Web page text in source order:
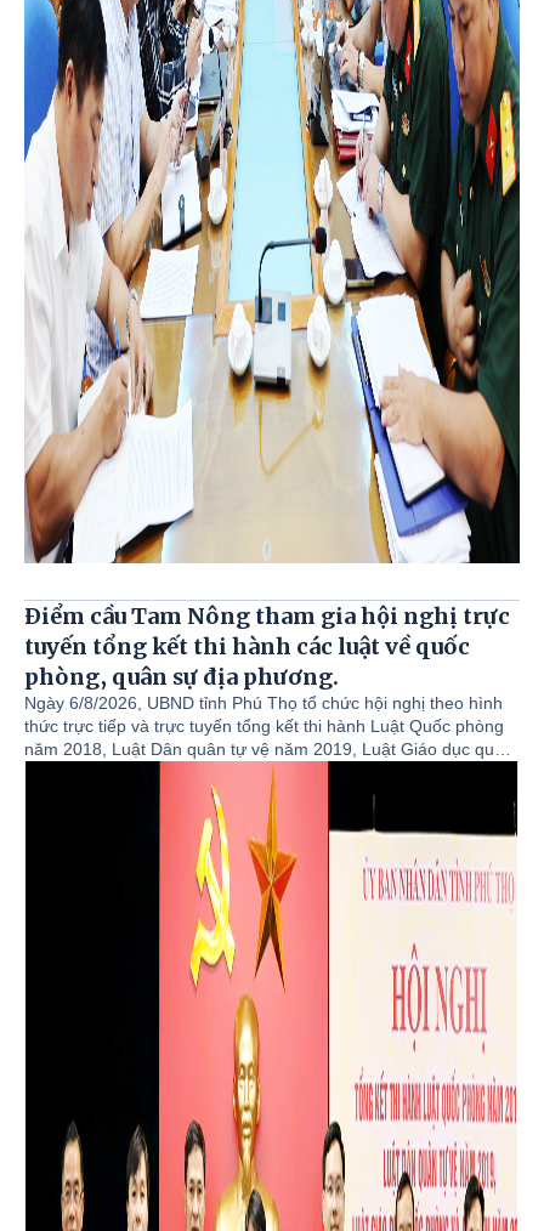
Điểm cầu Tam Nông tham gia hội nghị trực
tuyến tổng kết thi hành các luật về quốc
phòng, quân sự địa phương.
Ngày 6/8/2026, UBND tỉnh Phú Thọ tổ chức hội nghị theo hình
thức trực tiếp và trực tuyến tổng kết thi hành Luật Quốc phòng
năm 2018, Luật Dân quân tự vệ năm 2019, Luật Giáo dục quốc
phòng - an ninh năm 2013. Hội nghị được tổ chức theo hình
thức trực tiếp kết hợp trực tuyến từ điểm cầu UBND tỉnh đến
148 điểm cầu xã, phường. Đồng chí Nguyễn Khắc Hiếu - Tỉnh
ủy viên, Phó Chủ tịch UBND tỉnh dự và chỉ đạo hội nghị. Tham
dự hội nghị tại điểm cầu xã Tam Nông có đồng chí Nguyễn Tuấn
Ngọc - Phó Bí thư Thường trực Đảng ủy; các đồng chí lãnh đạo
Ủy ban nhân dân xã. Chủ tịch, các Phó Chủ tịch Ủy ban Mặt
trận Tổ quốc Việt Nam xã. Trưởng Công an xã. Lãnh đạo, cán
bộ Ban chỉ huy Quân sự xã. Đại diện lãnh đạo các phòng
chuyên môn thuộc UBND xã.